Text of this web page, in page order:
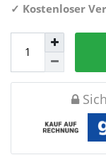
✓ Kostenloser